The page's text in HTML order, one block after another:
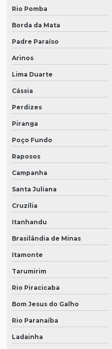
Rio Pomba
Borda da Mata
Padre Paraíso
Arinos
Lima Duarte
Cássia
Perdizes
Piranga
Poço Fundo
Raposos
Campanha
Santa Juliana
Cruzília
Itanhandu
Brasilândia de Minas
Itamonte
Tarumirim
Rio Piracicaba
Bom Jesus do Galho
Rio Paranaíba
Ladainha